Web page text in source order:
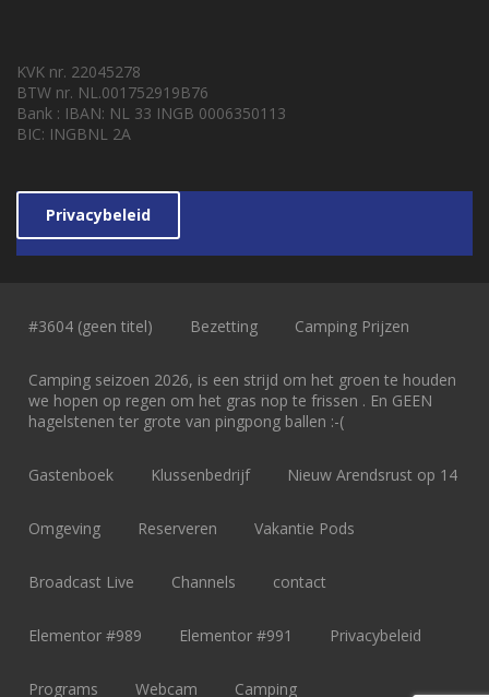
KVK nr. 22045278
BTW nr. NL.001752919B76
Bank : IBAN: NL 33 INGB 0006350113
BIC: INGBNL 2A
Privacybeleid
#3604 (geen titel) Bezetting Camping Prijzen
Camping seizoen 2026, is een strijd om het groen te houden
we hopen op regen om het gras nop te frissen . En GEEN
hagelstenen ter grote van pingpong ballen :-(
Gastenboek Klussenbedrijf Nieuw Arendsrust op 14
Omgeving Reserveren Vakantie Pods
Broadcast Live Channels contact
Elementor #989 Elementor #991 Privacybeleid
Programs Webcam Camping